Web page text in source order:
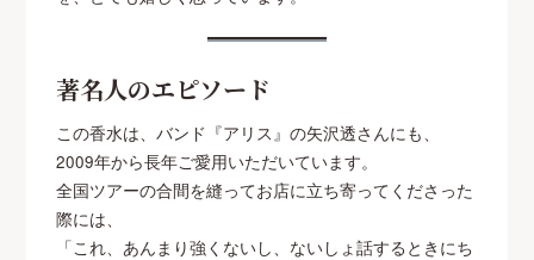
著名人のエピソード
この香水は、バンド『アリス』の矢沢透さんにも、
2009年から長年ご愛用いただいています。
全国ツアーの合間を縫ってお店に立ち寄ってくださった
際には、
「これ、あんまり強くないし、ないしょ話するときにち